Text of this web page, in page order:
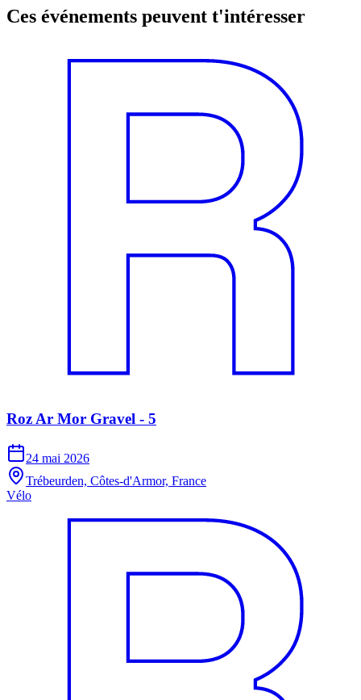
Ces événements peuvent t'intéresser
Roz Ar Mor Gravel - 5
24 mai 2026
Trébeurden, Côtes-d'Armor, France
Vélo